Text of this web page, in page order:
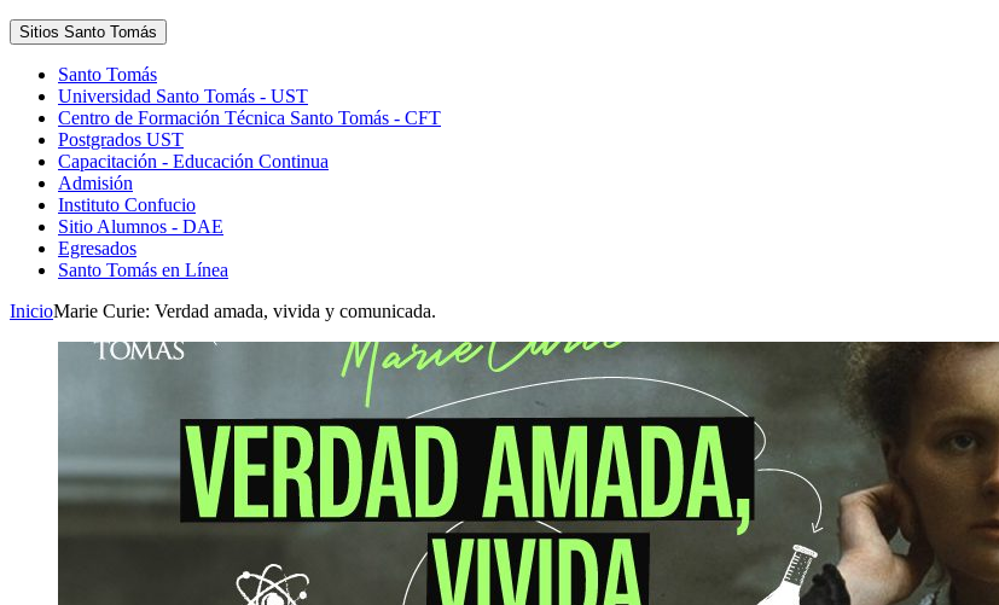
Sitios Santo Tomás
Santo Tomás
Universidad Santo Tomás - UST
Centro de Formación Técnica Santo Tomás - CFT
Postgrados UST
Capacitación - Educación Continua
Admisión
Instituto Confucio
Sitio Alumnos - DAE
Egresados
Santo Tomás en Línea
InicioMarie Curie: Verdad amada, vivida y comunicada.